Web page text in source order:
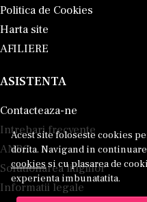
Acest site foloseste cookies
dorita. Navigand in
cookiessi cu plasarea de
experienta imbunatatita.
Politica de Cookies
Harta site
AFILIERE
ASISTENTA
Contacteaza-ne
Intrebari frecvente
ANPC
Solutionarea litigiilor
Informatii legale